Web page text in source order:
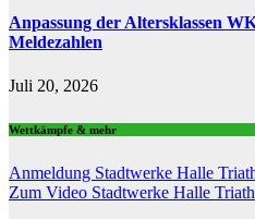
Anpassung der Altersklassen
Meldezahlen
Juli 20, 2026
Wettkämpfe & mehr
Anmeldung Stadtwerke Halle
Zum Video Stadtwerke Halle